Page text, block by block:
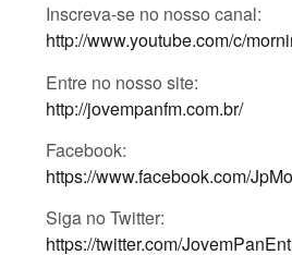
Inscreva-se no nosso canal:
http://www.youtube.com/c/
Entre no nosso site:
http://jovempanfm.com.br/
Facebook:
https://www.facebook.com/
Siga no Twitter:
https://twitter.com/